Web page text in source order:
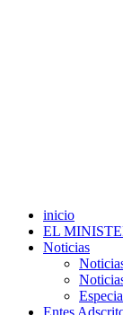
inicio
EL
Noticias
Entes